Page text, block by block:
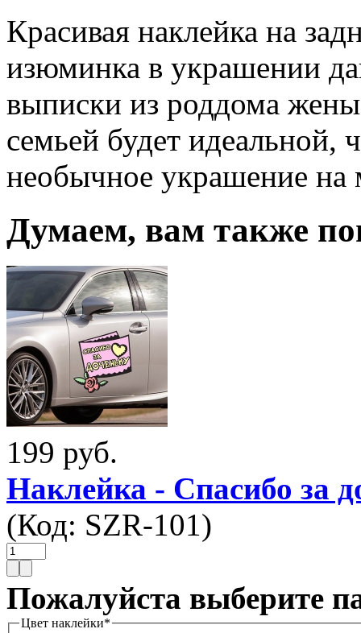
Красивая наклейка на
изюминка в украшении
выписки из роддома жены
семьей будет идеальной,
необычное украшение
Думаем, вам также
199 руб.
Наклейка - Спасибо за
(Код: SZR-101)
Пожалуйста выберите
Цвет наклейки*